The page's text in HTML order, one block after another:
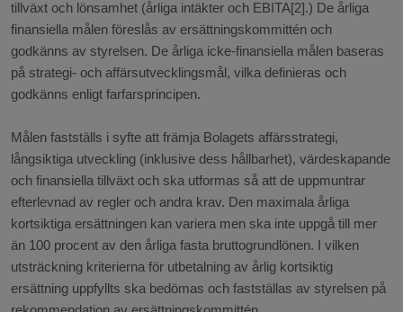
tillväxt och lönsamhet (årliga intäkter och EBITA[2].) De årliga
finansiella målen föreslås av ersättningskommittén och
godkänns av styrelsen. De årliga icke-finansiella målen baseras
på strategi- och affärsutvecklingsmål, vilka definieras och
godkänns enligt farfarsprincipen.
Målen fastställs i syfte att främja Bolagets affärsstrategi,
långsiktiga utveckling (inklusive dess hållbarhet), värdeskapande
och finansiella tillväxt och ska utformas så att de uppmuntrar
efterlevnad av regler och andra krav. Den maximala årliga
kortsiktiga ersättningen kan variera men ska inte uppgå till mer
än 100 procent av den årliga fasta bruttogrundlönen. I vilken
utsträckning kriterierna för utbetalning av årlig kortsiktig
ersättning uppfyllts ska bedömas och fastställas av styrelsen på